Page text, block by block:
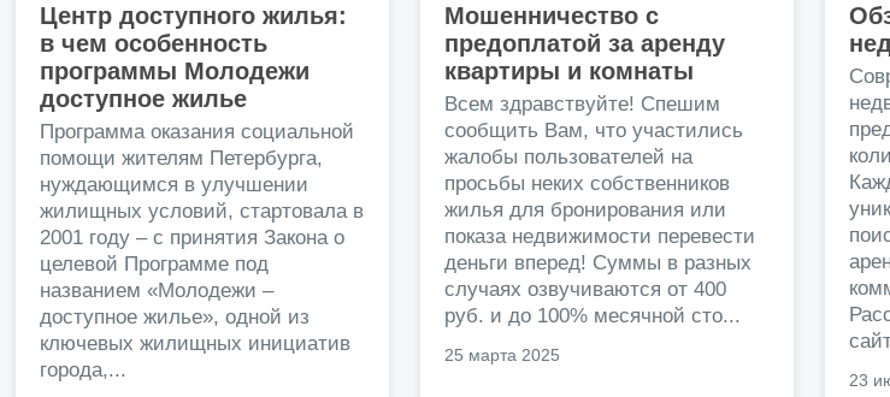
Центр доступного жилья:
в чем особенность
программы Молодежи
доступное жилье
Программа оказания социальной
помощи жителям Петербурга,
нуждающимся в улучшении
жилищных условий, стартовала в
2001 году – с принятия Закона о
целевой Программе под
названием «Молодежи –
доступное жилье», одной из
ключевых жилищных инициатив
города,...
Мошенничество с
предоплатой за аренду
квартиры и комнаты
Всем здравствуйте! Спешим
сообщить Вам, что участились
жалобы пользователей на
просьбы неких собственников
жилья для бронирования или
показа недвижимости перевести
деньги вперед! Суммы в разных
случаях озвучиваются от 400
руб. и до 100% месячной сто...
25 марта 2025
23